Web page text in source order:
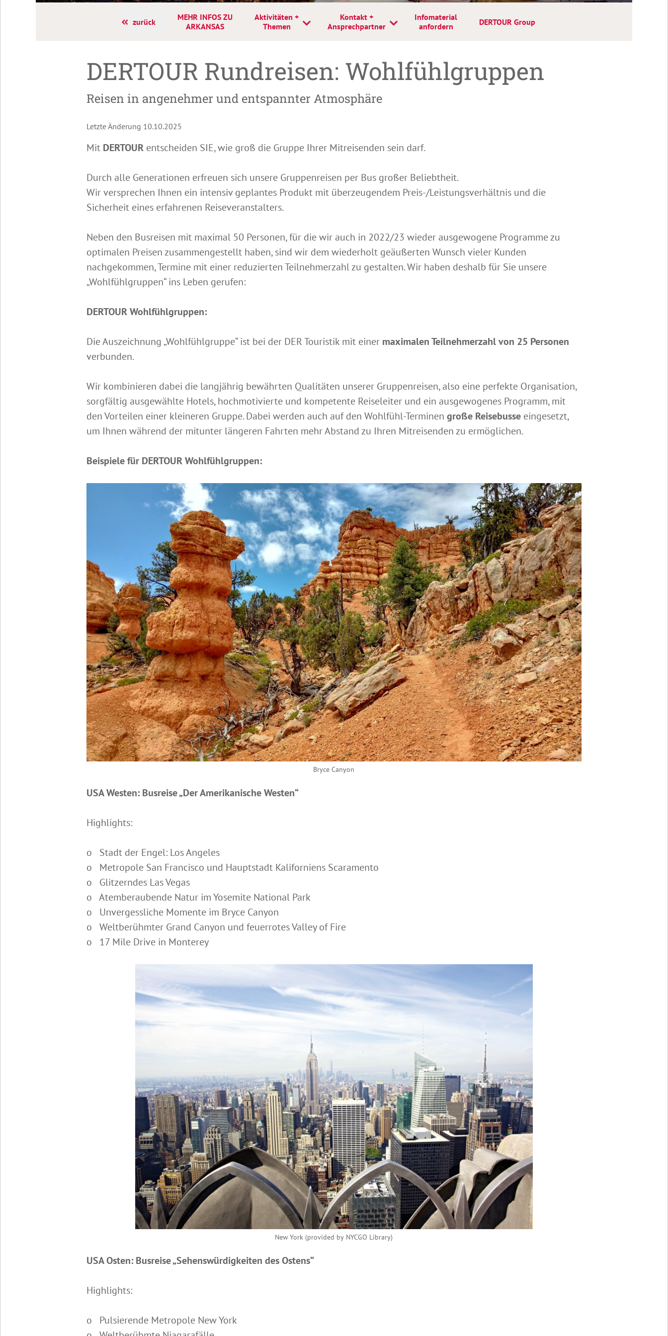
zurück
MEHR INFOS ZU
ARKANSAS
Aktivitäten +
Themen
Kontakt +
Ansprechpartner
Infomaterial
anfordern
DERTOUR Group
DERTOUR Rundreisen: Wohlfühlgruppen
Reisen in angenehmer und entspannter Atmosphäre
Letzte Änderung 10.10.2025
Mit DERTOUR entscheiden SIE, wie groß die Gruppe Ihrer Mitreisenden sein darf.
Durch alle Generationen erfreuen sich unsere Gruppenreisen per Bus großer Beliebtheit.
Wir versprechen Ihnen ein intensiv geplantes Produkt mit überzeugendem Preis-/Leistungsverhältnis und die
Sicherheit eines erfahrenen Reiseveranstalters.
Neben den Busreisen mit maximal 50 Personen, für die wir auch in 2022/23 wieder ausgewogene Programme zu
optimalen Preisen zusammengestellt haben, sind wir dem wiederholt geäußerten Wunsch vieler Kunden
nachgekommen, Termine mit einer reduzierten Teilnehmerzahl zu gestalten. Wir haben deshalb für Sie unsere
„Wohlfühlgruppen“ ins Leben gerufen:
DERTOUR Wohlfühlgruppen:
Die Auszeichnung „Wohlfühlgruppe“ ist bei der DER Touristik mit einer maximalen Teilnehmerzahl von 25 Personen
verbunden.
Wir kombinieren dabei die langjährig bewährten Qualitäten unserer Gruppenreisen, also eine perfekte Organisation,
sorgfältig ausgewählte Hotels, hochmotivierte und kompetente Reiseleiter und ein ausgewogenes Programm, mit
den Vorteilen einer kleineren Gruppe. Dabei werden auch auf den Wohlfühl-Terminen große Reisebusse eingesetzt,
um Ihnen während der mitunter längeren Fahrten mehr Abstand zu Ihren Mitreisenden zu ermöglichen.
Beispiele für DERTOUR Wohlfühlgruppen:
Bryce Canyon
USA Westen: Busreise „Der Amerikanische Westen“
Highlights:
o Stadt der Engel: Los Angeles
o Metropole San Francisco und Hauptstadt Kaliforniens Scaramento
o Glitzerndes Las Vegas
o Atemberaubende Natur im Yosemite National Park
o Unvergessliche Momente im Bryce Canyon
o Weltberühmter Grand Canyon und feuerrotes Valley of Fire
o 17 Mile Drive in Monterey
New York (provided by NYCGO Library)
USA Osten: Busreise „Sehenswürdigkeiten des Ostens“
Highlights:
o Pulsierende Metropole New York